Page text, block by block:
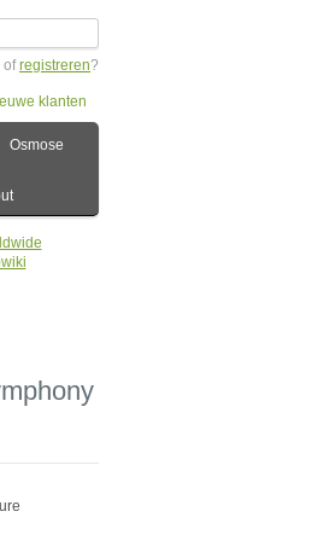
ofregistreren?
klanten
Osmose